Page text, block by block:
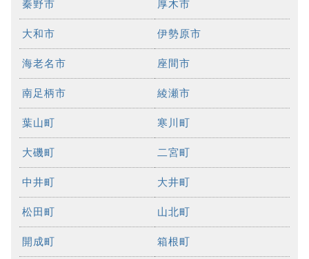
秦野市 厚木市
大和市 伊勢原市
海老名市 座間市
南足柄市 綾瀬市
葉山町 寒川町
大磯町 二宮町
中井町 大井町
松田町 山北町
開成町 箱根町